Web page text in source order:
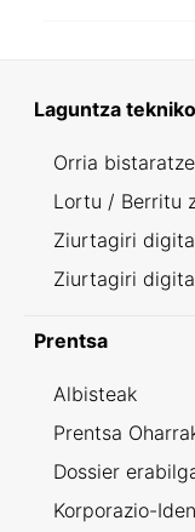
Laguntza
Orria
Lortu / Berritu
Ziurtagiri
Ziurtagiri
Prentsa
Albisteak
Prentsa
Dossier
Korporazio-